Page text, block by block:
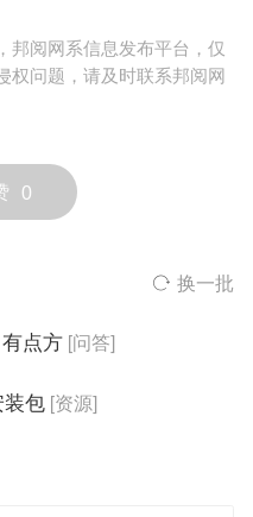
邦阅网系信息发布平台，仅
权问题，请及时联系邦阅网
0
换一批
点方 [问答]
包 [资源]